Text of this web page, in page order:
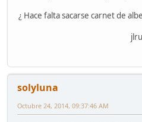
¿ Hace falta sacarse carnet de
solyluna
Octubre 24, 2014, 09:37:46 AM